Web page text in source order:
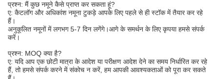
प्रश्न: मैं कुछ नमूने कैसे प्राप्त कर सकता हूं?
ए: कैटलॉग और अधिकांश नमूना टुकड़े आपके लिए पहले से ही स्टॉक में तैयार कर रहे
हैं।
अनुकूलित नमूनों में लगभग 5-7 दिन लगेंगे।आगे के समर्थन के लिए कृपया हमसे संपर्क
करें।
प्रश्न: MOQ क्या है?
ए: यदि आप एक छोटी मात्रा के आदेश या परीक्षण आदेश देने का समय निर्धारित कर रहे
हैं, तो हमसे संपर्क करने में संकोच न करें, हम आपकी आवश्यकताओं को पूरा कर सकते